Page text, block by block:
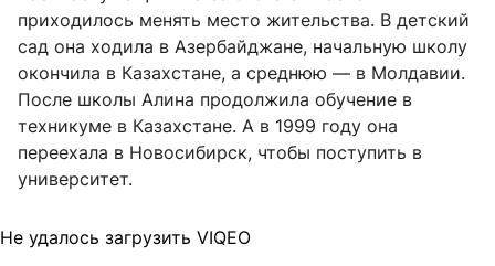
приходилось менять место жительства. В детский
сад она ходила в Азербайджане, начальную школу
окончила в Казахстане, а среднюю — в Молдавии.
После школы Алина продолжила обучение в
техникуме в Казахстане. А в 1999 году она
переехала в Новосибирск, чтобы поступить в
университет.
Не удалось загрузить VIQEO